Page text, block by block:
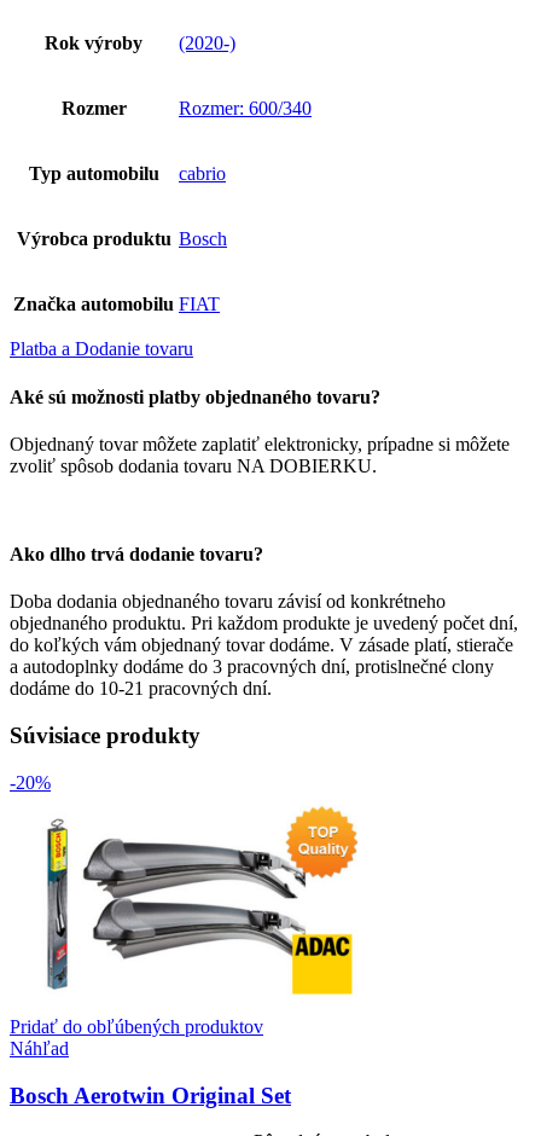
Rok výroby (2020-)
Rozmer Rozmer: 600/340
Typ automobilu cabrio
Výrobca produktu Bosch
Značka automobilu FIAT
Platba a Dodanie tovaru
Aké sú možnosti platby objednaného tovaru?
Objednaný tovar môžete zaplatiť elektronicky, prípadne si môžete
zvoliť spôsob dodania tovaru NA DOBIERKU.
Ako dlho trvá dodanie tovaru?
Doba dodania objednaného tovaru závisí od konkrétneho
objednaného produktu. Pri každom produkte je uvedený počet dní,
do koľkých vám objednaný tovar dodáme. V zásade platí, stierače
a autodoplnky dodáme do 3 pracovných dní, protislnečné clony
dodáme do 10-21 pracovných dní.
Súvisiace produkty
-20%
Pridať do obľúbených produktov
Náhľad
Bosch Aerotwin Original Set